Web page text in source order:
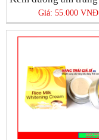
Giá: 55.000 VNĐ